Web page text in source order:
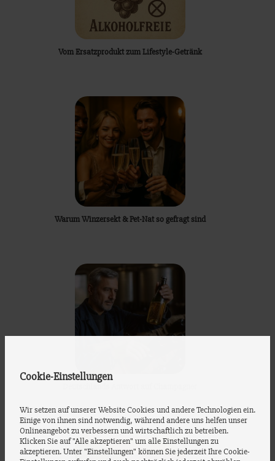
Vom Ersatzprodukt zum Lifestyle-Getränk
Warum Winzersekt & Pet-Nat so gefragt sind
Cookie-Einstellungen
Wir setzen auf unserer Website Cookies und andere Technologien ein.
Einige von ihnen sind notwendig, während andere uns helfen unser
Onlineangebot zu verbessern und wirtschaftlich zu betreiben.
Klicken Sie auf "Alle akzeptieren" um alle Einstellungen zu
akzeptieren. Unter "Einstellungen" können Sie jederzeit Ihre Cookie-